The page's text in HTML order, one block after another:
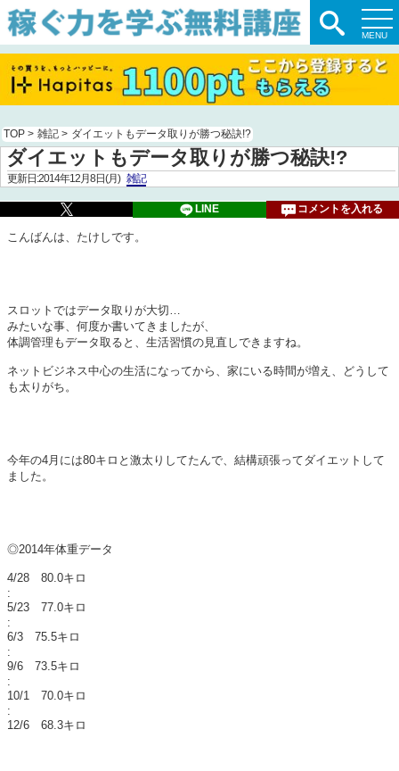
TOP > 雑記 > ダイエットもデータ取りが勝つ秘訣!?
ダイエットもデータ取りが勝つ秘訣!?
更新日:2014年12月8日(月) 雑記
LINE コメントを入れる
こんばんは、たけしです。
スロットではデータ取りが大切…
みたいな事、何度か書いてきましたが、
体調管理もデータ取ると、生活習慣の見直しできますね。
ネットビジネス中心の生活になってから、家にいる時間が増え、どうして
も太りがち。
今年の4月には80キロと激太りしてたんで、結構頑張ってダイエットして
ました。
◎2014年体重データ
4/28 80.0キロ
:
5/23 77.0キロ
:
6/3 75.5キロ
:
9/6 73.5キロ
:
10/1 70.0キロ
:
12/6 68.3キロ